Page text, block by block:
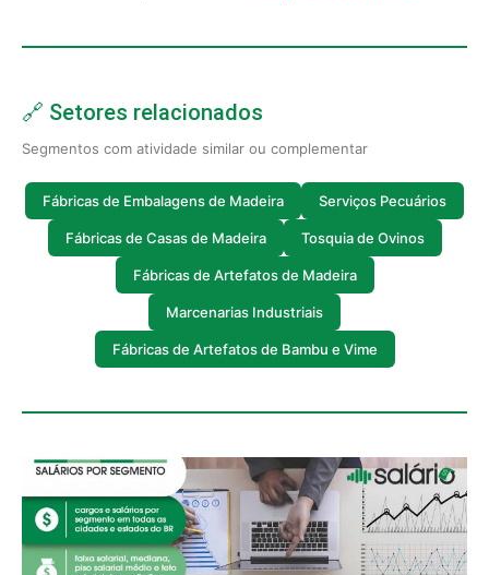
🔗 Setores relacionados
Segmentos com atividade similar ou complementar
Fábricas de Embalagens de Madeira Serviços Pecuários
Fábricas de Casas de Madeira Tosquia de Ovinos
Fábricas de Artefatos de Madeira
Marcenarias Industriais
Fábricas de Artefatos de Bambu e Vime